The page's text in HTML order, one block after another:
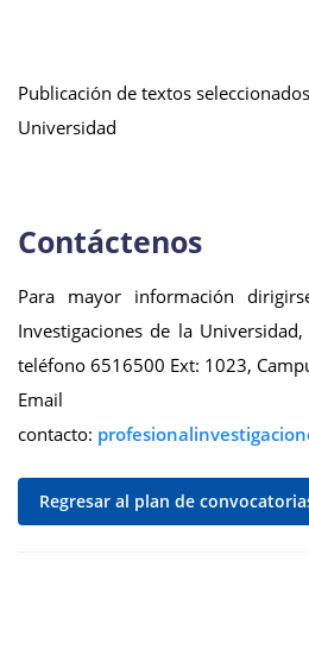
Publicación de textos
Universidad
Contáctenos
Para mayor información
Investigaciones de la
teléfono 6516500 Ext: 1023,
contacto:
Regresar al plan de